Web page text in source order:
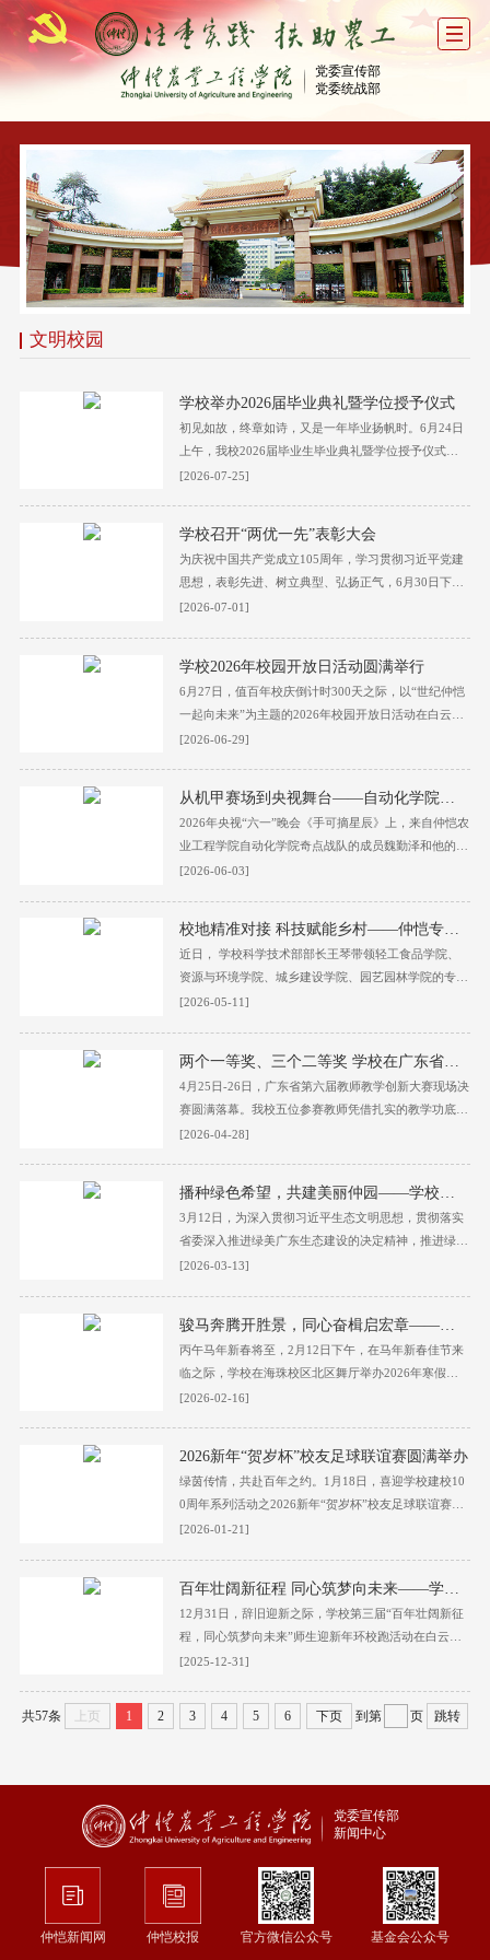
党委宣传部
党委统战部
文明校园
学校举办2026届毕业典礼暨学位授予仪式
初见如故，终章如诗，又是一年毕业扬帆时。6月24日
上午，我校2026届毕业生毕业典礼暨学位授予仪式在
白云校区霍英东体育馆举行，5390名本科生和698名研
长田允波、林俊睦、徐玉娟，党委常委、纪委书记王春
涛出席本次典礼。各职能部门、二级学院负责人及师生
代表齐聚现场，共同见证青春加冕时刻。毕业典礼由徐
玉娟主持，学位授予仪式环节由田允波主持。...
[2026-07-25]
学校召开“两优一先”表彰大会
为庆祝中国共产党成立105周年，学习贯彻习近平党建
思想，表彰先进、树立典型、弘扬正气，6月30日下
午，学校在白云校区德新楼报告厅召开“两优一先”表彰
荣在党50年”党员、二级党组织书记、副书记、先进基
层党组织代表、优秀共产党员、优秀党务工作者等参加
会议。会议由林俊睦主持。翟雪梅代表学校党委向全校
师生党员致以节日的问候，...
[2026-07-01]
学校2026年校园开放日活动圆满举行
6月27日，值百年校庆倒计时300天之际，以“世纪仲恺
一起向未来”为主题的2026年校园开放日活动在白云校
区举行。本次活动面向广大高考考生及家长全面开放，
貌。活动现场人头攒动、气氛热烈，众多考生和家长走
进仲园，沉浸式体验大学生活。活动设置招生咨询、专
题宣讲、重点实验室参观、科创成果展示、文化场馆游
览、校园打卡巡游等多元板块。...
[2026-06-29]
2026年央视“六一”晚会《手可摘星辰》上，来自仲恺农
业工程学院自动化学院奇点战队的成员魏勤泽和他的同
伴，带着他的“机甲伙伴”登上了舞台，为全国小朋友展
下，魏勤泽与奇点战队的成员们站在舞台中央，熟练地
操控着身后的智能机器人。随着指令下达，机甲大师的
机械臂灵动伸展、多角度自由旋转，在舞台上稳健地划
出优美的弧线。机器人精准的动作与现代舞台科技相融
[2026-06-03]
校地精准对接 科技赋能乡村——仲恺专家团队赴仙塘镇推进新一轮产业合作
近日， 学校科学技术部部长王琴带领轻工食品学院、
资源与环境学院、城乡建设学院、园艺园林学院的专
家，以及驻仙塘镇科技特派员一行十二人，赴河源市东
仙塘镇帮镇扶村工作队队长周兆明，队员朱钒和汤猛参
与座谈交流。座谈会上，邱龙华代表仙塘镇向专家团队
介绍了该镇未来计划重点推进的六大产业项目，涵盖果
树品种升级、富民工坊建设、...
[2026-05-11]
4月25日-26日，广东省第六届教师教学创新大赛现场决
赛圆满落幕。我校五位参赛教师凭借扎实的教学功底和
创新的教学理念，在激烈角逐中脱颖而出，最终荣获一
其团队、崔华威及其团队、外国语学院邹鹏及其团
队），获奖总数创历史新高，实现了我校在该赛事中获
奖数量与质量的双重突破，在省内各高校参赛成绩排名
中位居前列，彰显了学校持续推进教育教学改革创新的
[2026-04-28]
播种绿色希望，共建美丽仲园——学校开展植树活动
3月12日，为深入贯彻习近平生态文明思想，贯彻落实
省委深入推进绿美广东生态建设的决定精神，推进绿美
校园建设，以“播种绿色希望，共建美丽仲园”为主题的
党委常委、副校长田允波、张文峰、徐玉娟，中层正职
干部和青年志愿者代表等共同参加植树活动。植树活动
由张文峰主持。翟雪梅指出，本次植树活动既是响应国
家生态文明建设的时代号召，...
[2026-03-13]
丙午马年新春将至，2月12日下午，在马年新春佳节来
临之际，学校在海珠校区北区舞厅举办2026年寒假留
校学生新春团拜会，师生欢聚一堂，一同迎接祥马新年
伟东，团委书记杨珊珊以及学生工作部、团委、创新创
业教育学院等相关负责人和老师，春节留校学生齐聚现
场，共赴这场暖心的新春之约。团拜会上，廖明首先代
表学校向留校的师生员工致以最诚挚的新春问候，...
[2026-02-16]
2026新年“贺岁杯”校友足球联谊赛圆满举办
绿茵传情，共赴百年之约。1月18日，喜迎学校建校10
0周年系列活动之2026新年“贺岁杯”校友足球联谊赛在
白云校区霍英东文体中心运动场开赛。学校党委副书
的校友代表、学校教职工等近百名师生校友齐聚一堂，
以足球为媒重温校园岁月，用竞技热忱点燃百年校庆的
预热氛围。廖明为活动致辞，他代表学校向返校的校友
们致以热烈的欢迎和诚挚的新年问候。...
[2026-01-21]
12月31日，辞旧迎新之际，学校第三届“百年壮阔新征
程，同心筑梦向未来”师生迎新年环校跑活动在白云校
区热力启幕。学校党委副书记、校长廖明，党委常委、
部门、二级学院及工会代表共1500余名师生参与，以
奔跑的姿态告别2025、迎接新岁。活动由林俊睦主
[2025-12-31]
共57条 上页 1 2 3 4 5 6 下页 到第 页 跳转
党委宣传部
新闻中心
仲恺新闻网 仲恺校报 官方微信公众号 基金会公众号